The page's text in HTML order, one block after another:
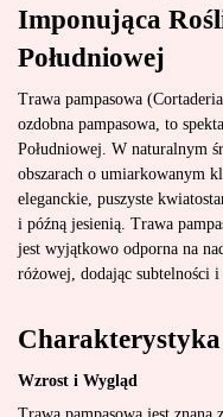
Imponująca
Południowej
Trawa pampasowa
ozdobna pampasowa, to
Południowej. W naturalnym
obszarach o umiarkowanym
eleganckie, puszyste
i późną jesienią. Trawa
jest wyjątkowo odporna na
różowej, dodając subtelności
Wzrost i Wygląd